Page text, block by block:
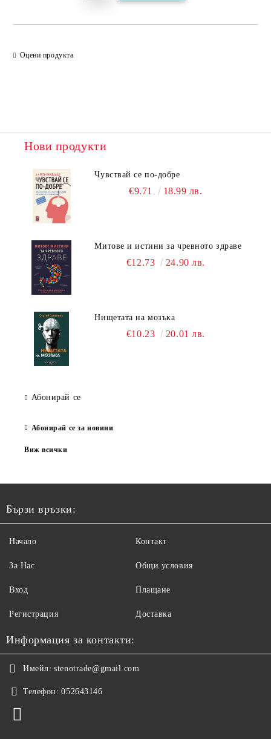
Оцени продукта
Нови продукти
Чувствай се по-добре
€9.71 18.99 лв.
Митове и истини за чревното здраве
€12.73 24.90 лв.
Нищетата на мозъка
€10.23 20.01 лв.
Абонирай се
Абонирай се за новини
Виж всички
Бързи връзки:
Начало
За Нас
Вход
Регистрация
Контакт
Общи условия
Плащане
Доставка
Информация за контакти:
Имейл: stenotrade@gmail.com
Телефон: 052643146